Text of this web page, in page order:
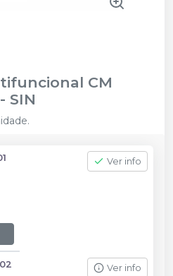
CM
- SIN
Ver info
Ver info